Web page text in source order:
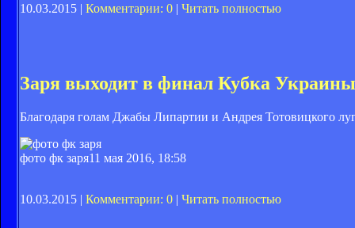
10.03.2015 | Комментарии: 0 | Читать полностью
Заря выходит в финал Кубка Украины
Благодаря голам Джабы Липартии и Андрея Тотовицкого
фото фк заря11 мая 2016, 18:58
10.03.2015 | Комментарии: 0 | Читать полностью